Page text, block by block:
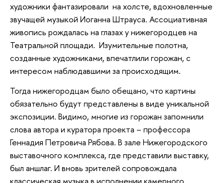
художники фантазировали на холсте, вдохновленные
звучащей музыкой Иоганна Штрауса. Ассоциативная
живопись рождалась на глазах у нижегородцев на
Театральной площади. Изумительные полотна,
созданные художниками, впечатлили горожан, с
интересом наблюдавшими за происходящим.
Тогда нижегородцам было обещано, что картины
обязательно будут представлены в виде уникальной
экспозиции. Видимо, многие из горожан запомнили
слова автора и куратора проекта – профессора
Геннадия Петровича Рябова. В зале Нижегородского
выставочного комплекса, где представили выставку,
был аншлаг. И вновь зрителей сопровождала